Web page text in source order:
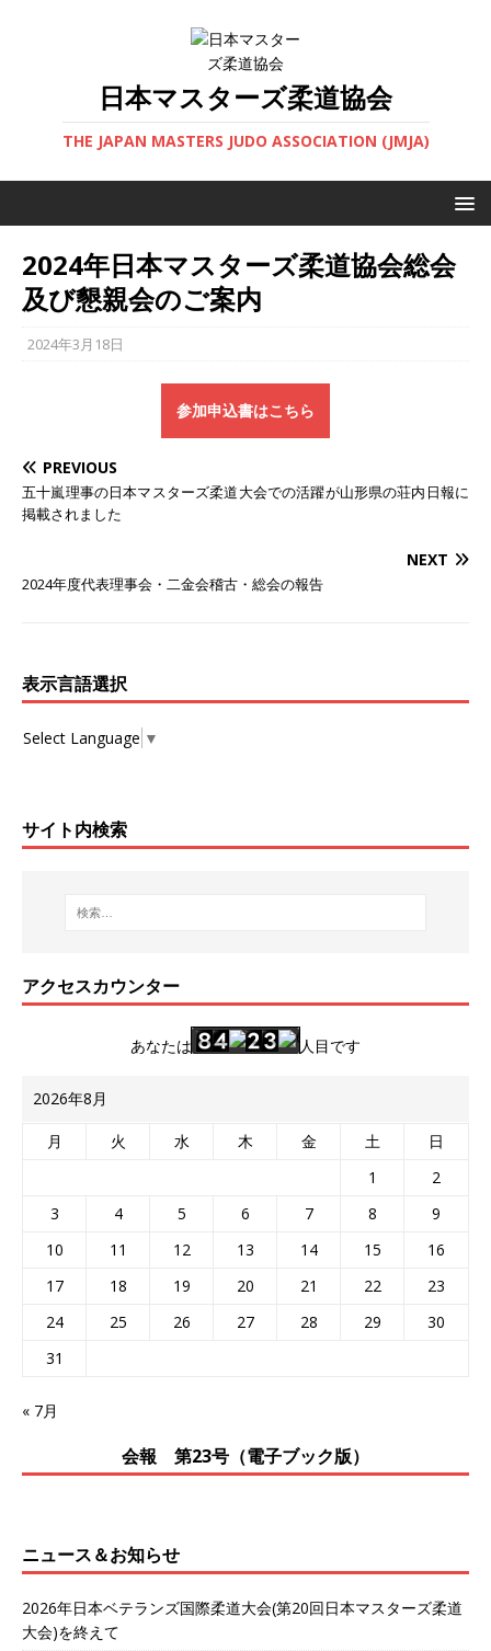
日本マスターズ柔道協会
THE JAPAN MASTERS JUDO ASSOCIATION (JMJA)
2024年日本マスターズ柔道協会総会
及び懇親会のご案内
2024年3月18日
参加申込書はこちら
PREVIOUS
五十嵐理事の日本マスターズ柔道大会での活躍が山形県の荘内日報に
掲載されました
NEXT
2024年度代表理事会・二金会稽古・総会の報告
表示言語選択
Select Language ▼
サイト内検索
アクセスカウンター
あなたは 人目です
2026年8月
月 火 水 木 金 土
日
1
2
3
4 5 6 7 8
9
10
11 12 13 14 15
16
17
18 19 20 21 22
23
24
25 26 27 28 29
30
31
« 7月
会報 第23号（電子ブック版）
ニュース＆お知らせ
2026年日本ベテランズ国際柔道大会(第20回日本マスターズ柔道
大会)を終えて